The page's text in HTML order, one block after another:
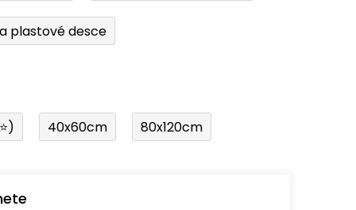
plastové desce
40x60cm 80x120cm